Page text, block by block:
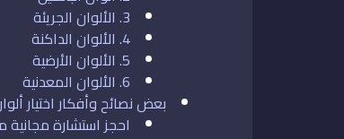
3. الألوان الجريئة
4. الألوان الداكنة
5. الألوان الأرضية
6. الألوان المعدنية
بعض نصائح وأفكار اختيار
احجز استشارة